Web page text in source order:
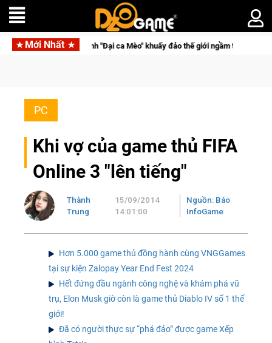
Mới Nhất
Mèo" khuấy đảo thế giới ngầm trong Cat Mafia Trang bị
PC
Khi vợ của game thủ FIFA
Online 3 "lên tiếng"
Thành
Trung
15/09/2014
14:01:00
Nguồn: Báo
InfoGame
Hơn 5.000 game thủ đồng hành cùng VNGGames
tại sự kiện Zalopay Year End Fest 2024
Hết đứng đầu ngành công nghệ và khám phá vũ
trụ, Elon Musk giờ còn là game thủ Diablo IV số 1 thế
giới!
Đã có người thực sự “phá đảo” được game Xếp